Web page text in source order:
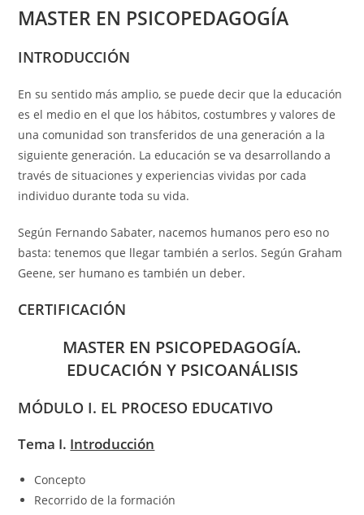
MASTER EN PSICOPEDAGOGÍA
INTRODUCCIÓN
En su sentido más amplio, se puede decir que la educación
es el medio en el que los hábitos, costumbres y valores de
una comunidad son transferidos de una generación a la
siguiente generación. La educación se va desarrollando a
través de situaciones y experiencias vividas por cada
individuo durante toda su vida.
Según Fernando Sabater, nacemos humanos pero eso no
basta: tenemos que llegar también a serlos. Según Graham
Geene, ser humano es también un deber.
CERTIFICACIÓN
MASTER EN PSICOPEDAGOGÍA.
EDUCACIÓN Y PSICOANÁLISIS
MÓDULO I. EL PROCESO EDUCATIVO
Tema I. Introducción
Concepto
Recorrido de la formación